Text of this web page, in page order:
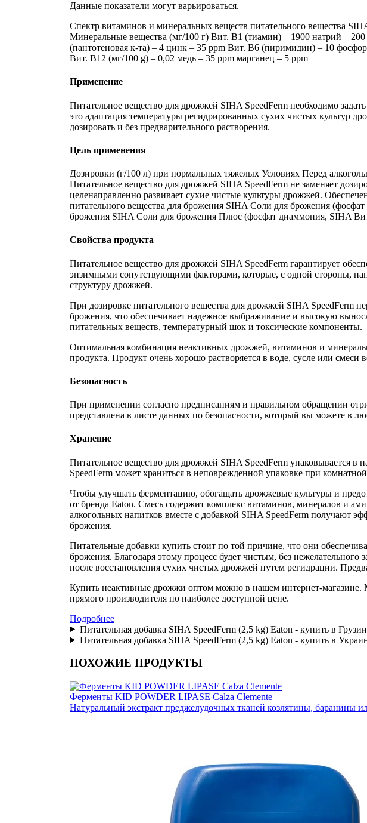
Данные показатели могут варьироваться.
Спектр витаминов и минеральных веществ питательного вещества
Минеральные вещества (мг/100 г) Вит. B1 (тиамин) – 1900 натрий –
(пантотеновая к-та) – 4 цинк – 35 ppm Вит. B6 (пиримидин) – 10
Вит. B12 (мг/100 g) – 0,02 медь – 35 ppm марганец – 5 ppm
Применение
Питательное вещество для дрожжей SIHA SpeedFerm необходимо
это адаптация температуры регидрированных сухих чистых культур
дозировать и без предварительного растворения.
Цель применения
Дозировки (г/100 л) при нормальных тяжелых Условиях Перед
Питательное вещество для дрожжей SIHA SpeedFerm не заменяет
целенаправленно развивает сухие чистые культуры дрожжей.
питательного вещества для брожения SIHA Соли для брожения
брожения SIHA Соли для брожения Плюс (фосфат диаммония, SIHA
Свойства продукта
Питательное вещество для дрожжей SIHA SpeedFerm гарантирует
энзимными сопутствующими факторами, которые, с одной стороны,
структуру дрожжей.
При дозировке питательного вещества для дрожжей SIHA SpeedFerm
брожения, что обеспечивает надежное выбраживание и высокую
питательных веществ, температурный шок и токсические компоненты.
Оптимальная комбинация неактивных дрожжей, витаминов и
продукта. Продукт очень хорошо растворяется в воде, сусле или смеси
Безопасность
При применении согласно предписаниям и правильном обращении
представлена в листе данных по безопасности, который вы можете в
Хранение
Питательное вещество для дрожжей SIHA SpeedFerm упаковывается
SpeedFerm может храниться в неповрежденной упаковке при
Чтобы улучшать ферментацию, обогащать дрожжевые культуры и
от бренда Eaton. Смесь содержит комплекс витаминов, минералов и
алкогольных напитков вместе с добавкой SIHA SpeedFerm получают
брожения.
Питательные добавки купить стоит по той причине, что они
брожения. Благодаря этому процесс будет чистым, без нежелательного
после восстановления сухих чистых дрожжей путем регидрации.
Купить неактивные дрожжи оптом можно в нашем интернет-
прямого производителя по наиболее доступной цене.
Подробнее
Питательная добавка SIHA SpeedFerm (2,5 kg) Eaton - купить в Грузии
Питательная добавка SIHA SpeedFerm (2,5 kg) Eaton - купить в
ПОХОЖИЕ ПРОДУКТЫ
Ферменты KID POWDER LIPASE Calza Clemente
Натуральный экстракт преджелудочных тканей козлятины, баранины